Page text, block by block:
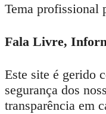
Tema profissional
Fala Livre,
Este site é gerido
segurança dos
transparência em